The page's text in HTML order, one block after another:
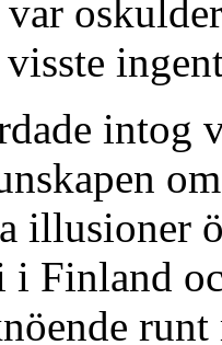
visste
intog
illusioner
Finland